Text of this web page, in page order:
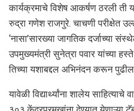
कार्यक्रमाचे विशेष आकर्षण ठरली ती
रुद्रा गणेश राजगुरे. चाचणी परीक्षेत
‘नासा’सारख्या जागतिक दर्जाच्या
उपमुख्यमंत्री सुनेत्रा पवार यांच्या
तिच्या यशाबद्दल अभिनंदन करून
यावेळी विद्यार्थ्यांना शालेय